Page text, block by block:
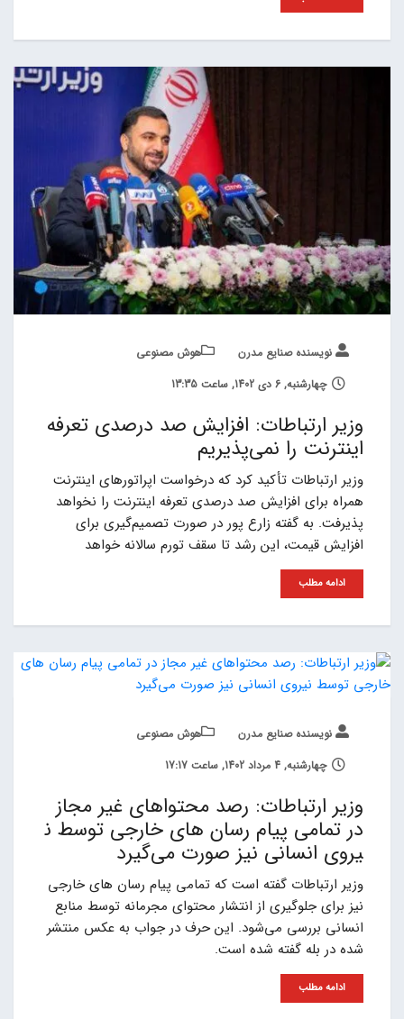
نویسنده صنایع مدرن
هوش مصنوعی
چهارشنبه, 6 دی 1402, ساعت 13:35
وزیر ارتباطات: افزایش صد درصدی تعرفه
اینترنت را نمی‌پذیریم
وزیر ارتباطات تأکید کرد که درخواست اپراتورهای اینترنت
همراه برای افزایش صد درصدی تعرفه اینترنت را نخواهد
پذیرفت. به گفته زارع پور در صورت تصمیم‌گیری برای
افزایش قیمت، این رشد تا سقف تورم سالانه خواهد
ادامه مطلب
نویسنده صنایع مدرن
هوش مصنوعی
چهارشنبه, 4 مرداد 1402, ساعت 17:17
وزیر ارتباطات: رصد محتواهای غیر مجاز
در تمامی پیام رسان های خارجی توسط ن
یروی انسانی نیز صورت می‌گیرد
وزیر ارتباطات گفته است که تمامی پیام رسان های خارجی
نیز برای جلوگیری از انتشار محتوای مجرمانه توسط منابع
انسانی بررسی می‌شود. این حرف در جواب به عکس منتشر
شده در بله گفته شده است.
ادامه مطلب